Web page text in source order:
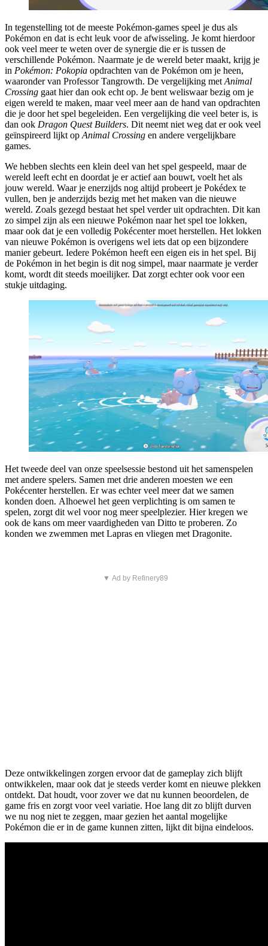
In tegenstelling tot de meeste Pokémon-games speel je dus als
Pokémon en dat is echt leuk voor de afwisseling. Je komt hierdoor
ook veel meer te weten over de synergie die er is tussen de
verschillende Pokémon. Naarmate je de wereld beter maakt, krijg je
in Pokémon: Pokopia opdrachten van de Pokémon om je heen,
waaronder van Professor Tangrowth. De vergelijking met Animal
Crossing gaat hier dan ook echt op. Je bent weliswaar bezig om je
eigen wereld te maken, maar veel meer aan de hand van opdrachten
die je door het spel begeleiden. Een vergelijking die veel beter is, is
dan ook Dragon Quest Builders. Dit neemt niet weg dat er ook veel
geïnspireerd lijkt op Animal Crossing en andere vergelijkbare
games.
We hebben slechts een klein deel van het spel gespeeld, maar de
wereld leeft echt en doordat je er actief aan bouwt, voelt het als
jouw wereld. Waar je enerzijds nog altijd probeert je Pokédex te
vullen, ben je anderzijds bezig met het maken van die nieuwe
wereld. Zoals gezegd bestaat het spel verder uit opdrachten. Dit kan
zo simpel zijn als een nieuwe Pokémon naar het spel toe lokken,
maar ook dat je een volledig Pokécenter moet herstellen. Het lokken
van nieuwe Pokémon is overigens wel iets dat op een bijzondere
manier gebeurt. Iedere Pokémon heeft een eigen eis in het spel. Bij
de Pokémon in het begin is dit nog simpel, maar naarmate je verder
komt, wordt dit steeds moeilijker. Dat zorgt echter ook voor een
stukje uitdaging.
Het tweede deel van onze speelsessie bestond uit het samenspelen
met andere spelers. Samen met drie anderen moesten we een
Pokécenter herstellen. Er was echter veel meer dat we samen
konden doen. Alhoewel het geen verplichting is om samen te
spelen, zorgt dit wel voor nog meer speelplezier. Hier kregen we
ook de kans om meer vaardigheden van Ditto te proberen. Zo
konden we zwemmen met Lapras en vliegen met Dragonite.
▼ Ad by Refinery89
Deze ontwikkelingen zorgen ervoor dat de gameplay zich blijft
ontwikkelen, maar ook dat je steeds verder komt en nieuwe plekken
ontdekt. Dat houdt, voor zover we dat nu kunnen beoordelen, de
game fris en zorgt voor veel variatie. Hoe lang dit zo blijft durven
we nu nog niet te zeggen, maar gezien het aantal mogelijke
Pokémon die er in de game kunnen zitten, lijkt dit bijna eindeloos.